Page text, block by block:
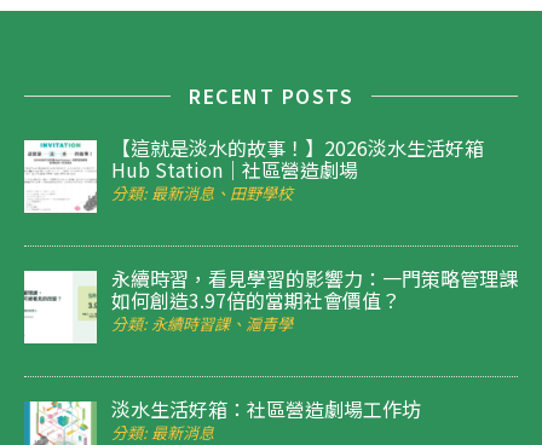
RECENT POSTS
【這就是淡水的故事！】2026淡水生活好箱
Hub Station｜社區營造劇場
分類: 最新消息、田野學校
永續時習，看見學習的影響力：一門策略管理課
如何創造3.97倍的當期社會價值？
分類: 永續時習課、滬青學
淡水生活好箱：社區營造劇場工作坊
分類: 最新消息